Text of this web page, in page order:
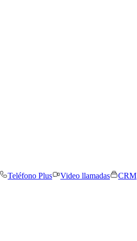
Teléfono Plus Video llamadas
CRM